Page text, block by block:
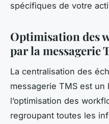
spécifiques de votre
Optimisation des
par la messagerie
La centralisation des
messagerie TMS est un
l’optimisation des
regroupant toutes les